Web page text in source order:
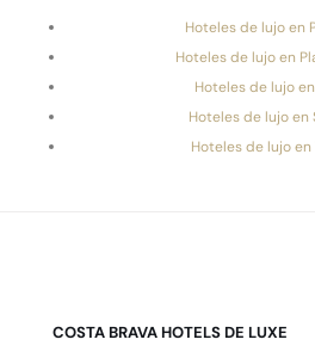
Hoteles de lujo en
Hoteles de lujo en
Hoteles de lujo
Hoteles de lujo en
Hoteles de lujo en
COSTA BRAVA HOTELS DE LUXE